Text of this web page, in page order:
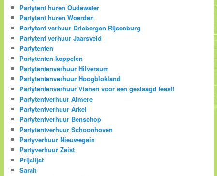
Partytent huren Oudewater
Partytent huren Woerden
Partytent verhuur Driebergen Rijsenburg
Partytent verhuur Jaarsveld
Partytenten
Partytenten koppelen
Partytentenverhuur Hilversum
Partytentenverhuur Hoogblokland
Partytentenverhuur Vianen voor een geslaagd feest!
Partytentverhuur Almere
Partytentverhuur Arkel
Partytentverhuur Benschop
Partytentverhuur Schoonhoven
Partyverhuur Nieuwegein
Partyverhuur Zeist
Prijslijst
Sarah